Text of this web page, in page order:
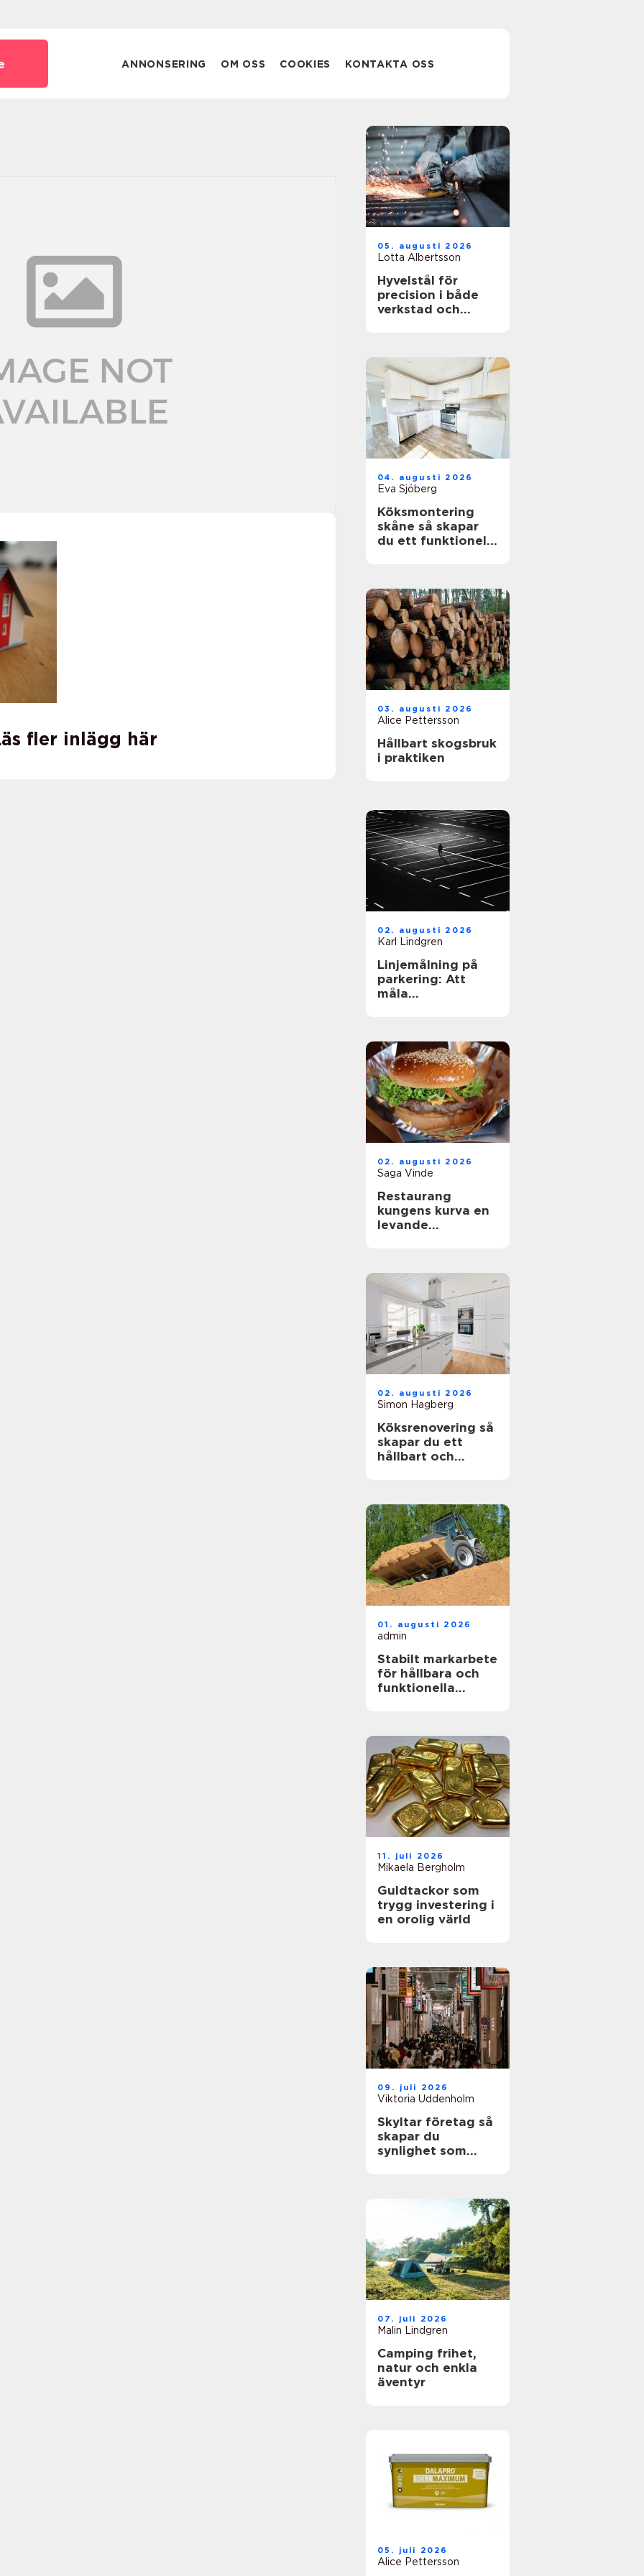
ANNONSERING OM OSS COOKIES KONTAKTA OSS
fler inlägg här
05. augusti 2026
Lotta Albertsson
Hyvelstål för
precision i både
verkstad och
04. augusti 2026
Eva Sjöberg
Köksmontering
skåne så skapar
du ett funktionellt
03. augusti 2026
Alice Pettersson
Hållbart skogsbruk
i praktiken
02. augusti 2026
Karl Lindgren
Linjemålning på
parkering: Att
måla
effektiva
02. augusti 2026
Saga Vinde
Restaurang
kungens kurva en
levande
02. augusti 2026
Simon Hagberg
Köksrenovering så
skapar du ett
hållbart och
01. augusti 2026
admin
Stabilt markarbete
för hållbara och
funktionella
11. juli 2026
Mikaela Bergholm
Guldtackor som
trygg investering i
en orolig värld
09. juli 2026
Viktoria Uddenholm
Skyltar företag så
skapar du
synlighet som
07. juli 2026
Malin Lindgren
Camping frihet,
natur och enkla
äventyr
05. juli 2026
Alice Pettersson